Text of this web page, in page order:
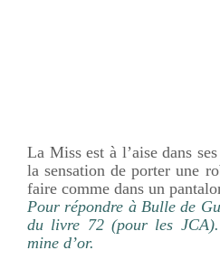
La Miss est à l’aise dans
la sensation de porter une
faire comme dans un
Pour répondre à Bulle de
du livre 72 (pour les
mine d’or.